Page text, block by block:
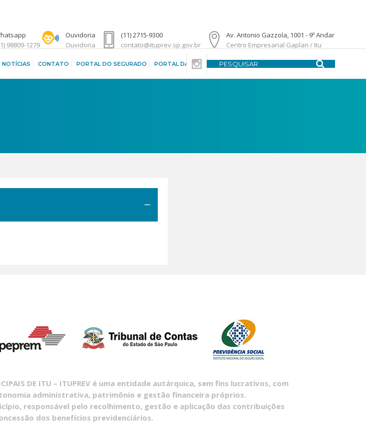
98809-1279
Ouvidoria
Ouvidoria
(11) 2715-9300
contato@ituprev.sp.gov.br
Av. Antonio Gazzola, 1001 - 9º Andar
Centro Empresarial Gaplan / Itu
NOTÍCIAS CONTATO PORTAL DO SEGURADO PORTAL DA TRANSPARÊNCIA CENTRAL DE ATENDIMENTO
DE ITU – ITUPREV é uma entidade autárquica, sem fins lucrativos, com
administrativa, patrimônio e gestão financeira próprios.
responsável pelo recolhimento, gestão e aplicação das contribuições
dos benefícios previdenciários.